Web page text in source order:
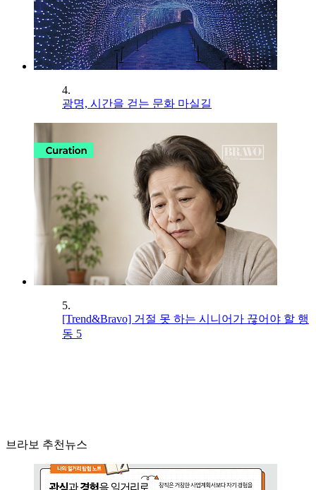
4.
광명, 시간을 걷는 문화 마실길
5.
[Trend&Bravo] 거절 못 하는 시니어가 끊어야 할 행
동 5
브라보 추천뉴스